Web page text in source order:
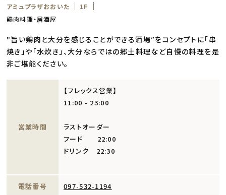
アミュプラザおおいた
1F
鶏肉料理・居酒屋
"旨い鶏肉と大分を感じることができる酒場”をコンセプトに「串
焼き」や「水炊き」、大分ならではの郷土料理など自慢の料理を是
非ご堪能ください。
営業時間
【フレックス営業】
11:00 - 23:00
ラストオーダー
フード 22:00
ドリンク 22:30
電話番号 097-532-1194